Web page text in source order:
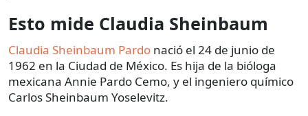
Esto mide Claudia Sheinbaum
Claudia Sheinbaum Pardo nació el 24 de junio de
1962 en la Ciudad de México. Es hija de la bióloga
mexicana Annie Pardo Cemo, y el ingeniero químico
Carlos Sheinbaum Yoselevitz.